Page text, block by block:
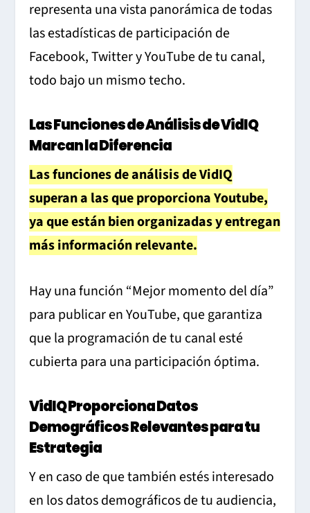
representa una vista panorámica de todas
las estadísticas de participación de
Facebook, Twitter y YouTube de tu canal,
todo bajo un mismo techo.
Las Funciones de Análisis de VidIQ
Marcan la Diferencia
Las funciones de análisis de VidIQ
superan a las que proporciona Youtube,
ya que están bien organizadas y entregan
más información relevante.
Hay una función “Mejor momento del día”
para publicar en YouTube, que garantiza
que la programación de tu canal esté
cubierta para una participación óptima.
VidIQ Proporciona Datos
Demográficos Relevantes para tu
Estrategia
Y en caso de que también estés interesado
en los datos demográficos de tu audiencia,